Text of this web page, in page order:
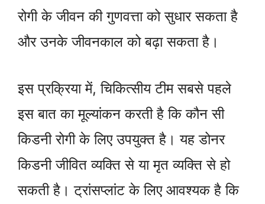
रोगी के जीवन की गुणवत्ता को सुधार सकता है
और उनके जीवनकाल को बढ़ा सकता है।
इस प्रक्रिया में, चिकित्सीय टीम सबसे पहले
इस बात का मूल्यांकन करती है कि कौन सी
किडनी रोगी के लिए उपयुक्त है। यह डोनर
किडनी जीवित व्यक्ति से या मृत व्यक्ति से हो
सकती है। ट्रांसप्लांट के लिए आवश्यक है कि